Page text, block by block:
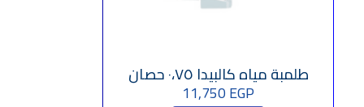
طلمبة مياه كالبيدا ٠،٧٥ حصان
11,750EGP